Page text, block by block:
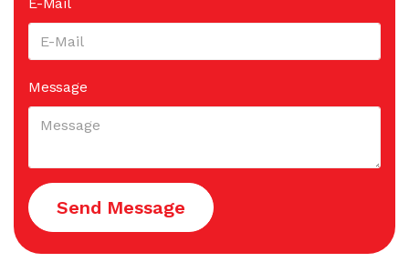
Message
Send Message